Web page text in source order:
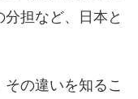
担など、日本と
の違いを知るこ